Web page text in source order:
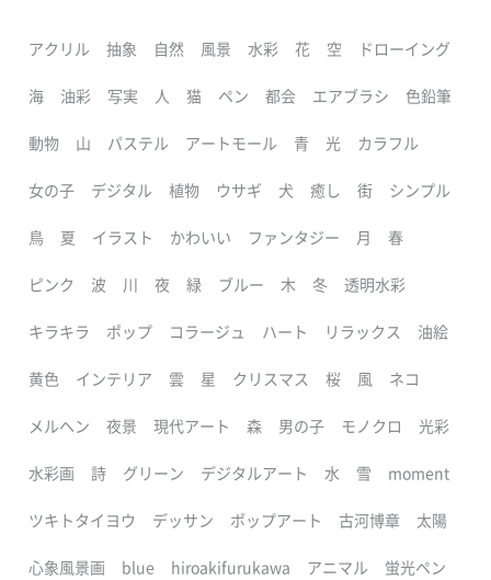
アクリル 抽象 自然 風景 水彩 花 空 ドローイング
海 油彩 写実 人 猫 ペン 都会 エアブラシ 色鉛筆
動物 山 パステル アートモール 青 光 カラフル
女の子 デジタル 植物 ウサギ 犬 癒し 街 シンプル
鳥 夏 イラスト かわいい ファンタジー 月 春
ピンク 波 川 夜 緑 ブルー 木 冬 透明水彩
キラキラ ポップ コラージュ ハート リラックス 油絵
黄色 インテリア 雲 星 クリスマス 桜 風 ネコ
メルヘン 夜景 現代アート 森 男の子 モノクロ 光彩
水彩画 詩 グリーン デジタルアート 水 雪 moment
ツキトタイヨウ デッサン ポップアート 古河博章 太陽
心象風景画 blue hiroakifurukawa アニマル 蛍光ペン